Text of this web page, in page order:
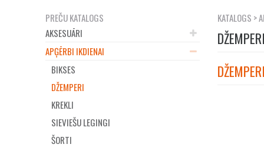
PREČU KATALOGS
AKSESUĀRI
APĢĒRBI IKDIENAI
BIKSES
DŽEMPERI
KREKLI
SIEVIEŠU LEGINGI
ŠORTI
KATALOGS >